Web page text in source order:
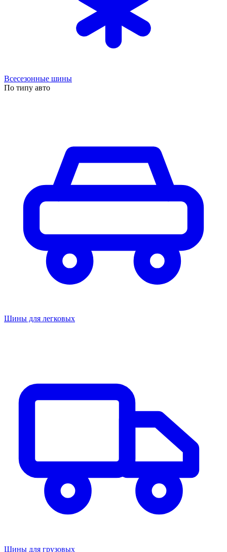
Всесезонные шины
По типу авто
Шины для легковых
Шины для грузовых